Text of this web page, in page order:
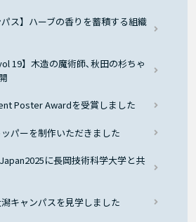
パス】ハーブの香りを蓄積する組織
vol 19】木造の魔術師､秋田の杉ちゃ
Poster Awardを受賞しました
パーを制作いただきました
に長岡技術科学大学と共
キャンパスを見学しました